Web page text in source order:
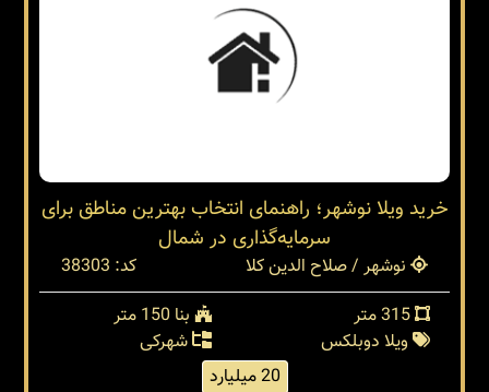
خرید ویلا نوشهر؛ راهنمای انتخاب بهترین مناطق برای
سرمایه‌گذاری در شمال
نوشهر / صلاح الدین کلا
کد: 38303
بنا 150 متر
ویلا دوبلکس
شهرکی
20 میلیارد